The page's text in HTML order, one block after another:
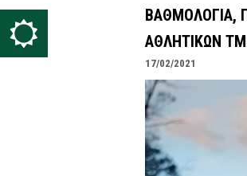
ΒΑΘΜΟΛΟΓΙΑ,
ΑΘΛΗΤΙΚΩΝ
17/02/2021